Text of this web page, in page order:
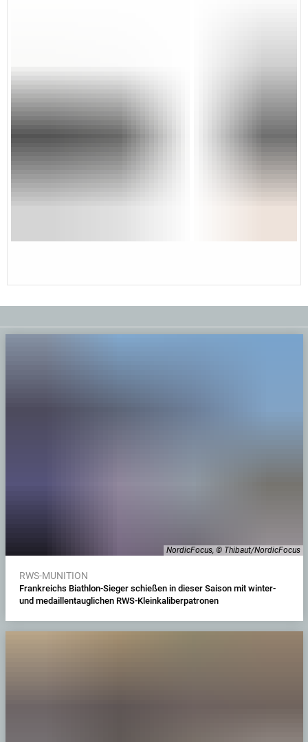
NordicFocus, © Thibaut/NordicFocus
RWS-MUNITION
Frankreichs Biathlon-Sieger schießen in dieser Saison mit winter-
und medaillentauglichen RWS-Kleinkaliberpatronen